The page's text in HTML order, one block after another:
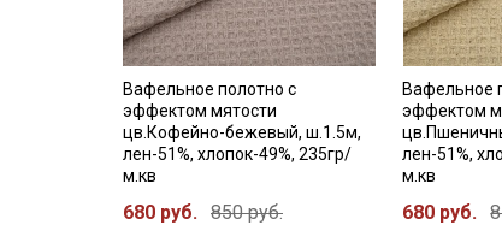
Вафельное полотно с
эффектом мятости
цв.Кофейно-бежевый, ш.1.5м,
лен-51%, хлопок-49%, 235гр/
м.кв
680 руб. 850 руб.
Вафельное
эффектом
лен-51%,
м.кв
680 руб.